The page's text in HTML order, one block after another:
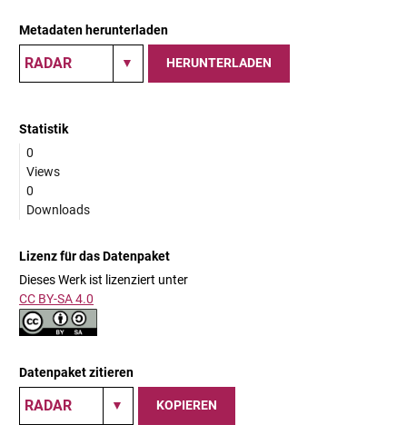
Metadaten herunterladen
HERUNTERLADEN
Statistik
0
Views
0
Downloads
Lizenz für das Datenpaket
Dieses Werk ist lizenziert unter
CC BY-SA 4.0
Datenpaket zitieren
KOPIEREN